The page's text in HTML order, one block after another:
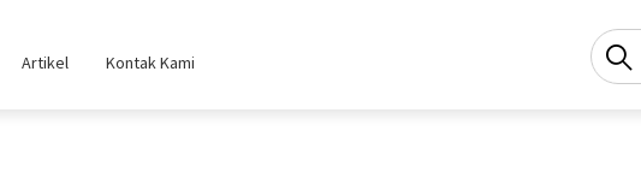
Artikel Kontak Kami